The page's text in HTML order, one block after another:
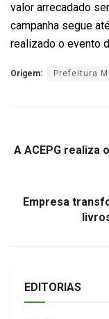
valor arrecadado
campanha segue
realizado o evento
Origem: Prefeitura
A ACEPG realiza
Empresa
EDITORIAS